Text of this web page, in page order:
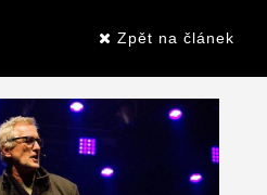
Zpět na článek